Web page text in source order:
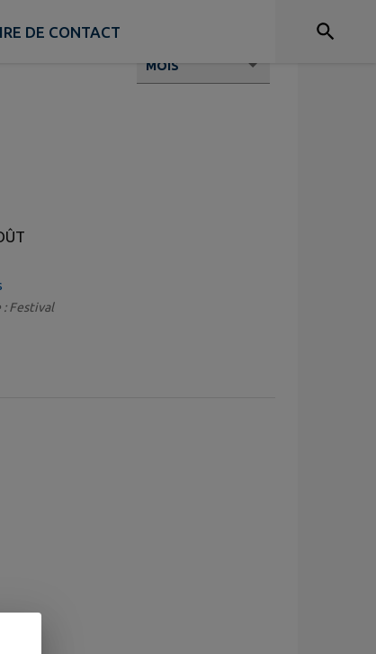
DE CONTACT
: Festival